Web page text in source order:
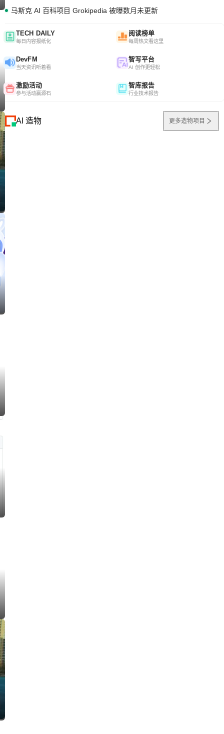
马斯克 AI 百科项目 Grokipedia 被曝数月未更新
TECH DAILY
每日内容报纸化
阅读榜单
每周热文看这里
DevFM
当天资讯听着看
智写平台
AI 创作更轻松
激励活动
参与活动赢源石
智库报告
行业技术报告
AI 造物 更多造物项目